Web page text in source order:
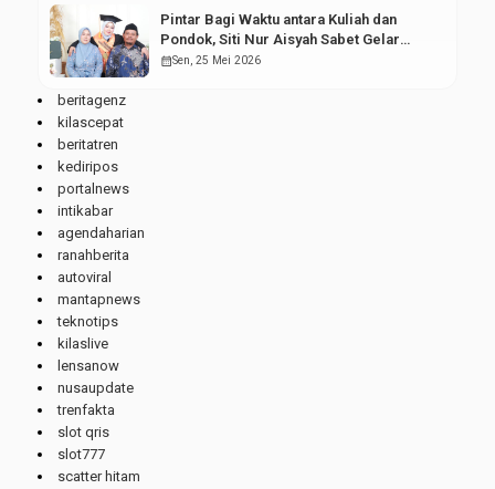
Pintar Bagi Waktu antara Kuliah dan
Pondok, Siti Nur Aisyah Sabet Gelar
Wisudawan Terbaik
calendar_monthSen, 25 Mei 2026
beritagenz
kilascepat
beritatren
kediripos
portalnews
intikabar
agendaharian
ranahberita
autoviral
mantapnews
teknotips
kilaslive
lensanow
nusaupdate
trenfakta
slot qris
slot777
scatter hitam